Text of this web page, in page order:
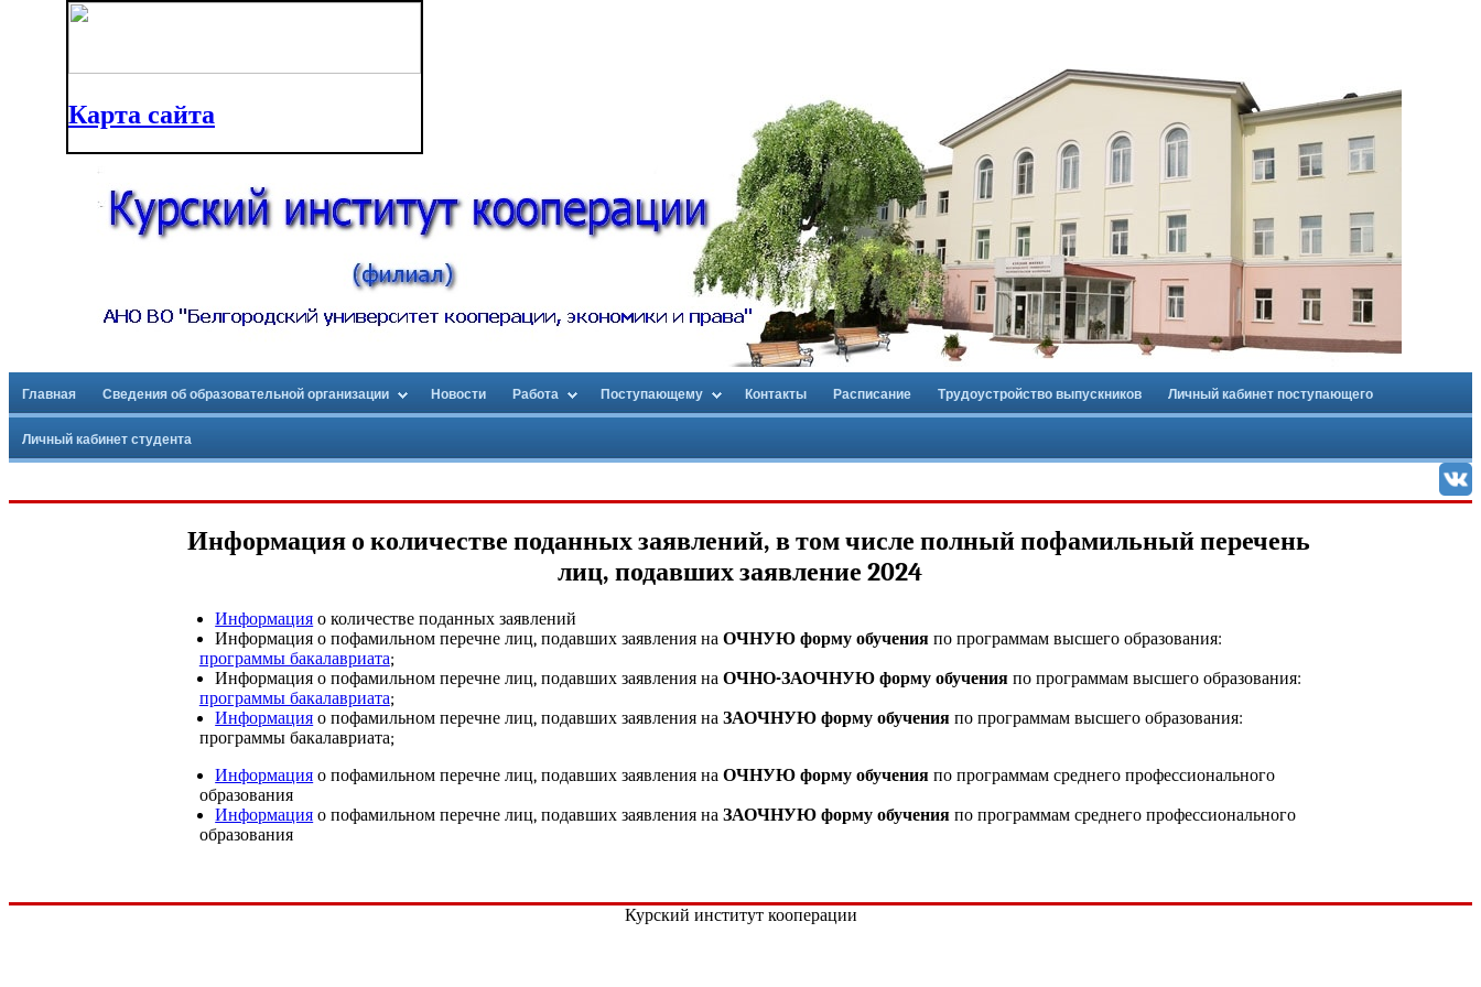
Главная Сведения об образовательной организации Новости Работа Поступающему Контакты Расписание Трудоустройство выпускников Личный кабинет поступающего
Личный кабинет студента
Информация о количестве поданных заявлений, в том числе полный пофамильный перечень
лиц, подавших заявление 2024
Информация о количестве поданных заявлений
Информация о пофамильном перечне лиц, подавших заявления наОЧНУЮ форму обученияпо программам высшего образования:
программы бакалавриата;
Информация о пофамильном перечне лиц, подавших заявления наОЧНО-ЗАОЧНУЮ форму обученияпо программам высшего образования:
программы бакалавриата;
Информация о пофамильном перечне лиц, подавших заявления наЗАОЧНУЮ форму обучения по программам высшего образования:
программы бакалавриата;
Информация о пофамильном перечне лиц, подавших заявления наОЧНУЮ форму обучения по программам среднего профессионального
образования
Информация о пофамильном перечне лиц, подавших заявления наЗАОЧНУЮ форму обучения по программам среднего профессионального
образования
Курский институт кооперации
Карта сайта